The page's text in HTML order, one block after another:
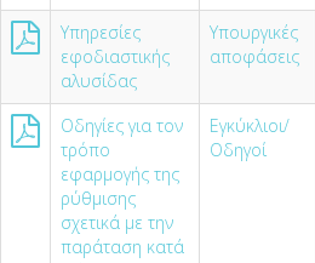
Υπηρεσίες
εφοδιαστικής
αλυσίδας
Υπουργικές
αποφάσεις
Οδηγίες για τον
τρόπο
εφαρμογής της
ρύθμισης
σχετικά με την
παράταση κατά
Εγκύκλιοι/
Οδηγοί